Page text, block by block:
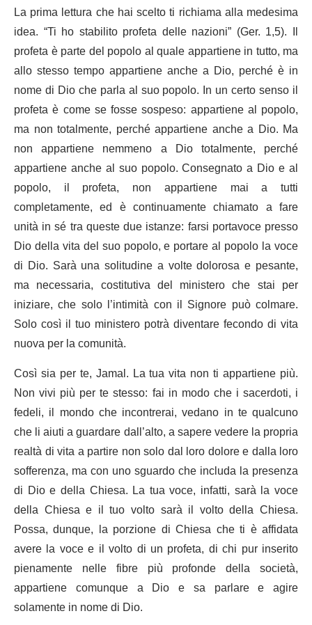
La prima lettura che hai scelto ti richiama alla medesima
idea. “Ti ho stabilito profeta delle nazioni” (Ger. 1,5). Il
profeta è parte del popolo al quale appartiene in tutto, ma
allo stesso tempo appartiene anche a Dio, perché è in
nome di Dio che parla al suo popolo. In un certo senso il
profeta è come se fosse sospeso: appartiene al popolo,
ma non totalmente, perché appartiene anche a Dio. Ma
non appartiene nemmeno a Dio totalmente, perché
appartiene anche al suo popolo. Consegnato a Dio e al
popolo, il profeta, non appartiene mai a tutti
completamente, ed è continuamente chiamato a fare
unità in sé tra queste due istanze: farsi portavoce presso
Dio della vita del suo popolo, e portare al popolo la voce
di Dio. Sarà una solitudine a volte dolorosa e pesante,
ma necessaria, costitutiva del ministero che stai per
iniziare, che solo l’intimità con il Signore può colmare.
Solo così il tuo ministero potrà diventare fecondo di vita
nuova per la comunità.
Così sia per te, Jamal. La tua vita non ti appartiene più.
Non vivi più per te stesso: fai in modo che i sacerdoti, i
fedeli, il mondo che incontrerai, vedano in te qualcuno
che li aiuti a guardare dall’alto, a sapere vedere la propria
realtà di vita a partire non solo dal loro dolore e dalla loro
sofferenza, ma con uno sguardo che includa la presenza
di Dio e della Chiesa. La tua voce, infatti, sarà la voce
della Chiesa e il tuo volto sarà il volto della Chiesa.
Possa, dunque, la porzione di Chiesa che ti è affidata
avere la voce e il volto di un profeta, di chi pur inserito
pienamente nelle fibre più profonde della società,
appartiene comunque a Dio e sa parlare e agire
solamente in nome di Dio.